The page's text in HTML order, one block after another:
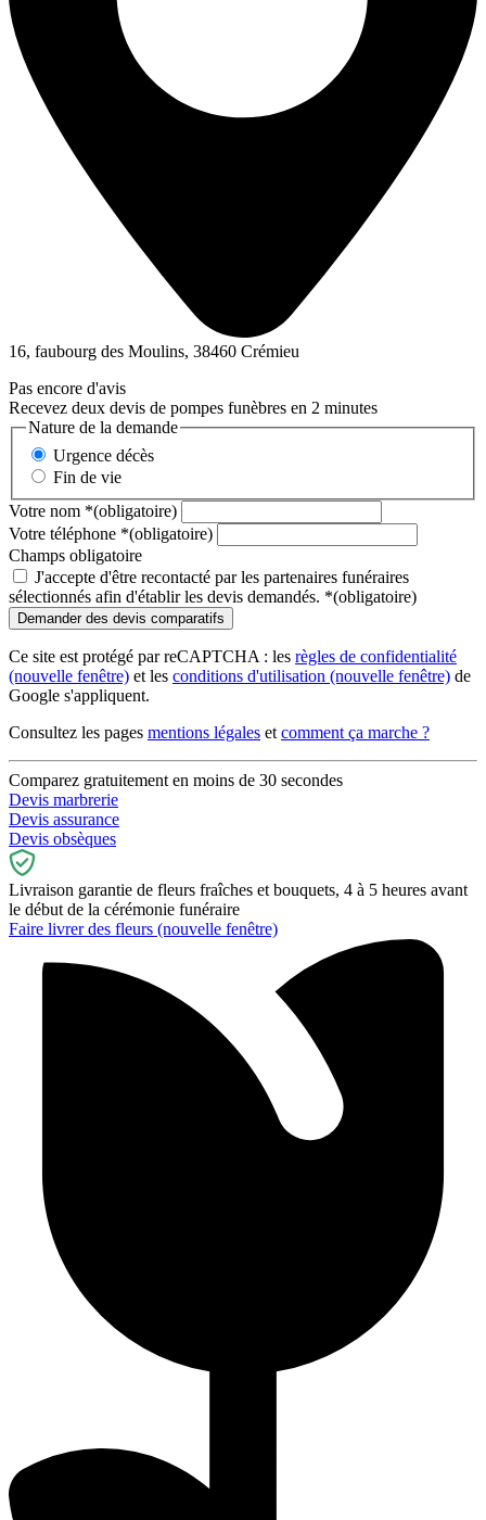
16, faubourg des Moulins, 38460 Crémieu
Pas encore d'avis
Recevez deux devis de pompes funèbres en 2 minutes
Nature de la demande
Urgence décès
Fin de vie
Votre nom *(obligatoire)
Votre téléphone *(obligatoire)
Champs obligatoire
J'accepte d'être recontacté par les partenaires funéraires
sélectionnés afin d'établir les devis demandés. *(obligatoire)
Ce site est protégé par reCAPTCHA : les règles de confidentialité
(nouvelle fenêtre) et les conditions d'utilisation (nouvelle fenêtre) de
Google s'appliquent.
Consultez les pages mentions légales et comment ça marche ?
Comparez gratuitement en moins de 30 secondes
Devis marbrerie
Devis assurance
Devis obsèques
Livraison garantie de fleurs fraîches et bouquets, 4 à 5 heures avant
le début de la cérémonie funéraire
Faire livrer des fleurs (nouvelle fenêtre)